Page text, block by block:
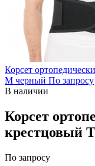
Корсет
M черный По запросу
В наличии
Корсет
крестцовый
По запросу